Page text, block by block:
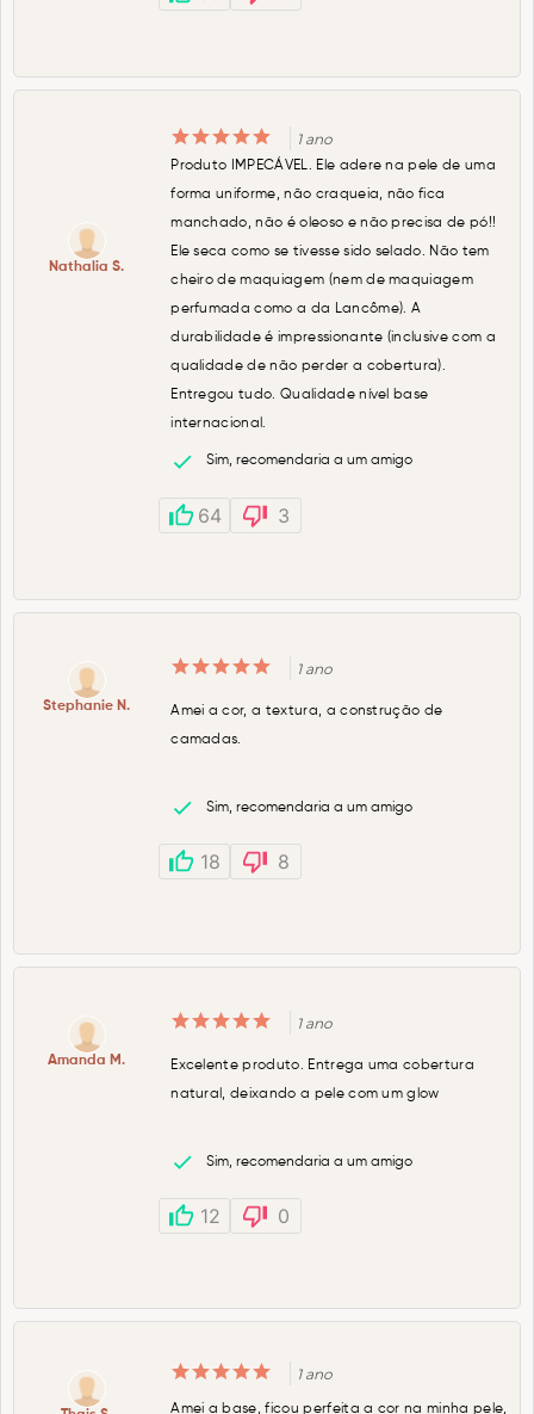
Nathalia S.
1 ano
Produto IMPECÁVEL. Ele adere na pele de uma
forma uniforme, não craqueia, não fica
manchado, não é oleoso e não precisa de pó!!
Ele seca como se tivesse sido selado. Não tem
cheiro de maquiagem (nem de maquiagem
perfumada como a da Lancôme). A
durabilidade é impressionante (inclusive com a
qualidade de não perder a cobertura).
Entregou tudo. Qualidade nível base
internacional.
Sim, recomendaria a um amigo
64 3
Stephanie N.
1 ano
Amei a cor, a textura, a construção de
camadas.
Sim, recomendaria a um amigo
18 8
Amanda M.
1 ano
Excelente produto. Entrega uma cobertura
natural, deixando a pele com um glow
Sim, recomendaria a um amigo
12 0
1 ano
Amei a base, ficou perfeita a cor na minha pele,